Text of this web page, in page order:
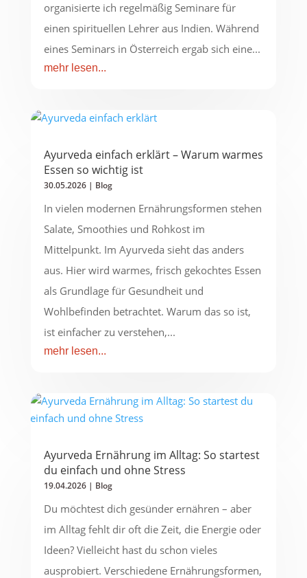
organisierte ich regelmäßig Seminare für
einen spirituellen Lehrer aus Indien. Während
eines Seminars in Österreich ergab sich eine...
mehr lesen...
Ayurveda einfach erklärt – Warum warmes
Essen so wichtig ist
30.05.2026| Blog
In vielen modernen Ernährungsformen stehen
Salate, Smoothies und Rohkost im
Mittelpunkt. Im Ayurveda sieht das anders
aus. Hier wird warmes, frisch gekochtes Essen
als Grundlage für Gesundheit und
Wohlbefinden betrachtet. Warum das so ist,
ist einfacher zu verstehen,...
mehr lesen...
Ayurveda Ernährung im Alltag: So startest
du einfach und ohne Stress
19.04.2026| Blog
Du möchtest dich gesünder ernähren – aber
im Alltag fehlt dir oft die Zeit, die Energie oder
Ideen? Vielleicht hast du schon vieles
ausprobiert. Verschiedene Ernährungsformen,